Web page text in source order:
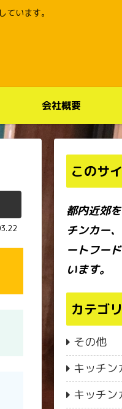
います。
会社概要
このサ
都内近郊
チンカー
ートフー
います。
カテゴ
その他
キッチン
キッチン